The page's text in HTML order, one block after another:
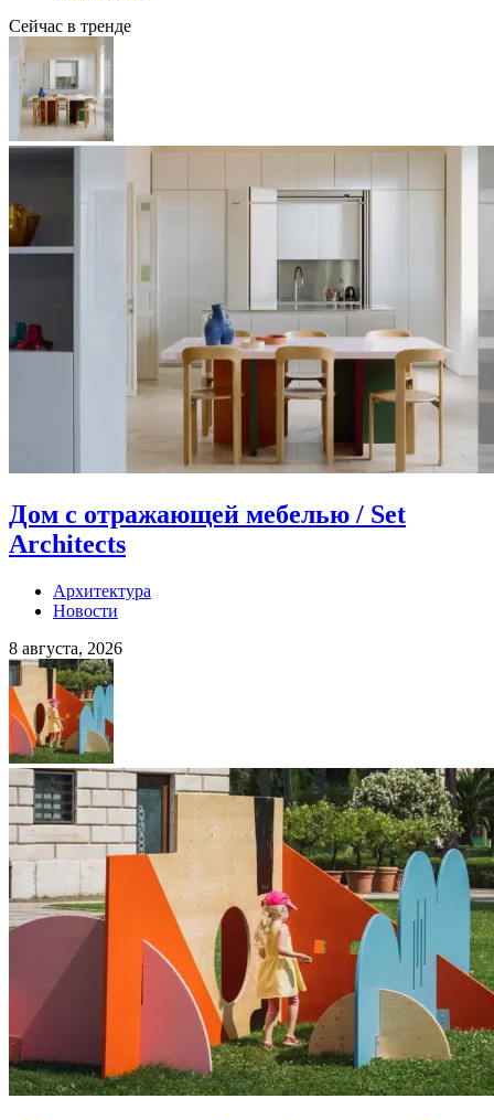
Сейчас в тренде
Дом с отражающей мебелью / Set
Architects
Архитектура
Новости
8 августа, 2026